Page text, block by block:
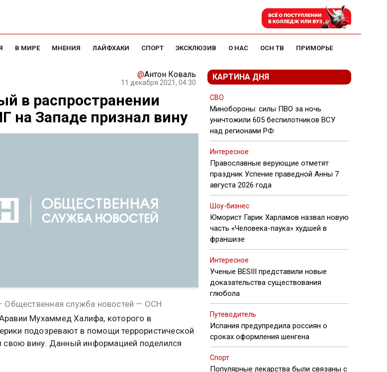
В МИРЕ МНЕНИЯ ЛАЙФХАКИ СПОРТ ЭКСКЛЮЗИВ О НАС ОСН ТВ ПРИМОРЬЕ
@Антон Коваль
11 декабря 2021, 04:30
в распространении
на Западе признал вину
Общественная служба новостей — ОСН
Мухаммед Халифа, которого в
подозревают в помощи террористической
свою вину. Данный информацией поделился
КАРТИНА ДНЯ
СВО
Минобороны: силы ПВО за ночь
уничтожили 605 беспилотников ВСУ
над регионами РФ
Интересное
Православные верующие отметят
праздник Успение праведной Анны 7
августа 2026 года
Шоу-бизнес
Юморист Гарик Харламов назвал новую
часть «Человека-паука» худшей в
франшизе
Интересное
Ученые BESIII представили новые
доказательства существования
глюбола
Путеводитель
Испания предупредила россиян о
сроках оформления шенгена
Спорт
Популярные лекарства были связаны с